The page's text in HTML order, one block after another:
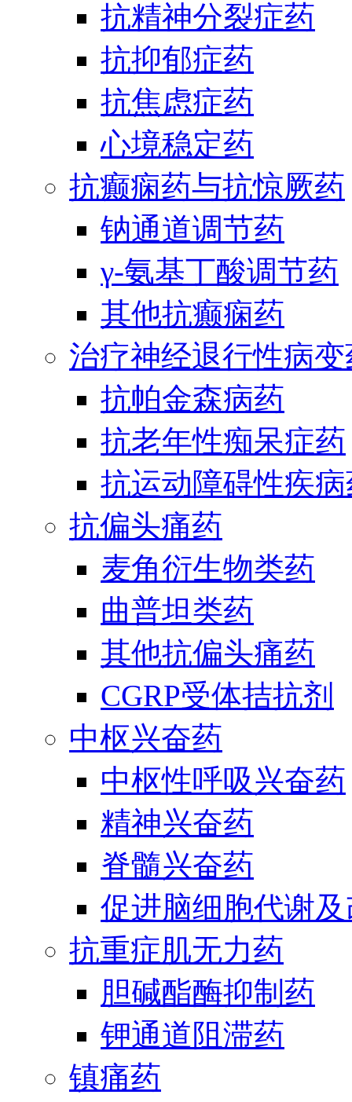
抗精神分裂症药
抗抑郁症药
抗焦虑症药
心境稳定药
抗癫痫药与抗惊厥药
钠通道调节药
γ-氨基丁酸调节药
其他抗癫痫药
治疗神经退行性病
抗帕金森病药
抗老年性痴呆症药
抗运动障碍性疾
抗偏头痛药
麦角衍生物类药
曲普坦类药
其他抗偏头痛药
CGRP受体拮抗剂
中枢兴奋药
中枢性呼吸兴奋药
精神兴奋药
脊髓兴奋药
促进脑细胞代谢
抗重症肌无力药
胆碱酯酶抑制药
钾通道阻滞药
镇痛药